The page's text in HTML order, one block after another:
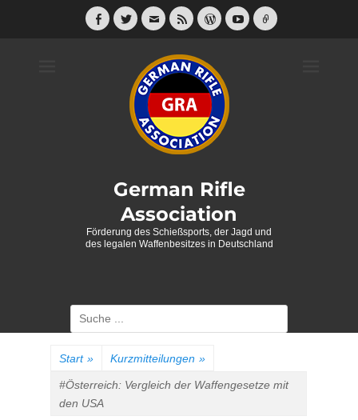
Facebook
Twitter
E-
Feed WordPress
YouTube
Link
German Rifle
Association
Förderung des Schießsports, der Jagd und
des legalen Waffenbesitzes in Deutschland
Suche
nach:
Start » Kurzmitteilungen »
#Österreich: Vergleich der Waffengesetze mit
den USA